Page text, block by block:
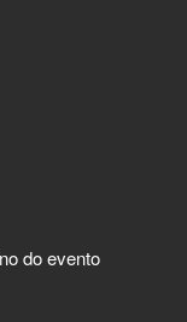
do evento